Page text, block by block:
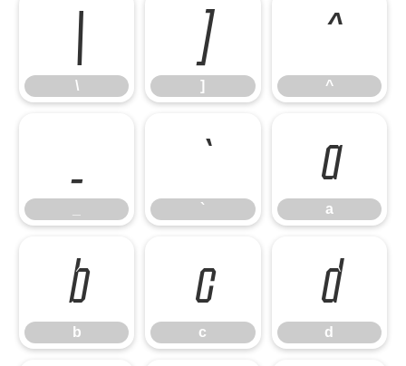
\
\
]
]
^
^
`
`
a
a
b
b
c
c
d
d